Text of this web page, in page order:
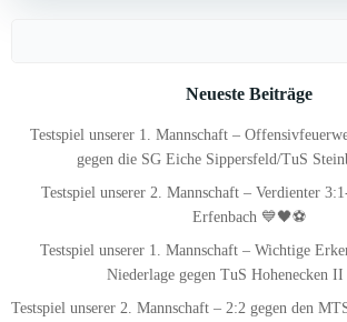
Neueste Beiträge
Testspiel unserer 1. Mannschaft –
gegen die SG Eiche Sippersfeld/TuS
Testspiel unserer 2. Mannschaft – Verdienter
Erfenbach 💙🖤⚽
Testspiel unserer 1. Mannschaft – Wichtige
Niederlage gegen TuS Hohenecken
Testspiel unserer 2. Mannschaft – 2:2 gegen den